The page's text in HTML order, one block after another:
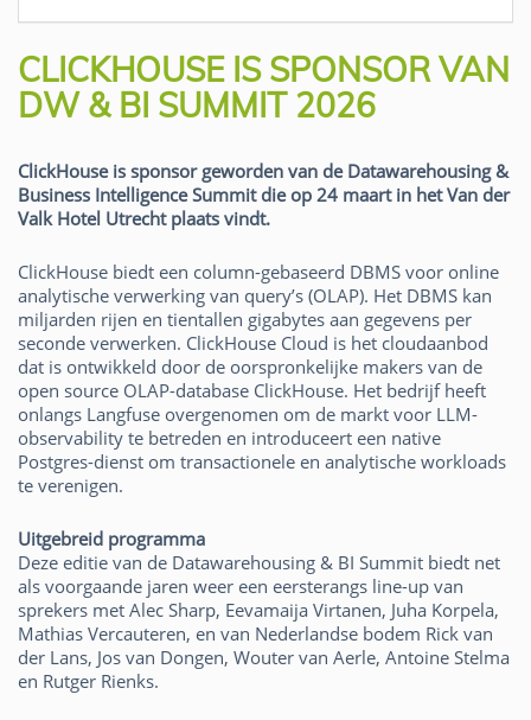
CLICKHOUSE IS SPONSOR VAN
DW & BI SUMMIT 2026
ClickHouse is sponsor geworden van de Datawarehousing &
Business Intelligence Summit die op 24 maart in het Van der
Valk Hotel Utrecht plaats vindt.
ClickHouse biedt een column-gebaseerd DBMS voor online
analytische verwerking van query’s (OLAP). Het DBMS kan
miljarden rijen en tientallen gigabytes aan gegevens per
seconde verwerken. ClickHouse Cloud is het cloudaanbod
dat is ontwikkeld door de oorspronkelijke makers van de
open source OLAP-database ClickHouse. Het bedrijf heeft
onlangs Langfuse overgenomen om de markt voor LLM-
observability te betreden en introduceert een native
Postgres-dienst om transactionele en analytische workloads
te verenigen.
Uitgebreid programma
Deze editie van de Datawarehousing & BI Summit biedt net
als voorgaande jaren weer een eersterangs line-up van
sprekers met Alec Sharp, Eevamaija Virtanen, Juha Korpela,
Mathias Vercauteren, en van Nederlandse bodem Rick van
der Lans, Jos van Dongen, Wouter van Aerle, Antoine Stelma
en Rutger Rienks.